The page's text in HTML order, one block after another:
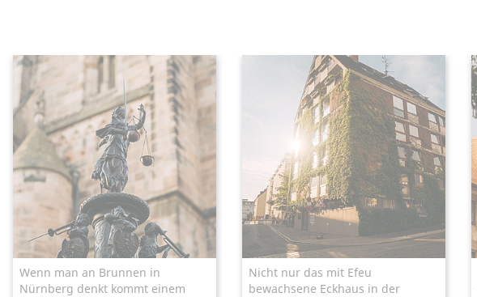
Wenn man an Brunnen in
Nürnberg denkt kommt einem
Nicht nur das mit Efeu
bewachsene Eckhaus in der